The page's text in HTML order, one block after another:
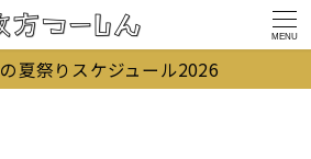
MENU
夏祭りスケジュール2026